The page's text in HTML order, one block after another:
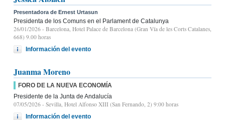
Presentadora de Ernest Urtasun
Presidenta de los Comuns en el Parlament de Catalunya
26/01/2026 - Barcelona, Hotel Palace de Barcelona (Gran Vía de les Corts Catalanes,
668) 9.00 horas
Información del evento
Juanma Moreno
FORO DE LA NUEVA ECONOMÍA
Presidente de la Junta de Andalucía
07/05/2026 - Sevilla, Hotel Alfonso XIII (San Fernando, 2) 9:00 horas
Información del evento